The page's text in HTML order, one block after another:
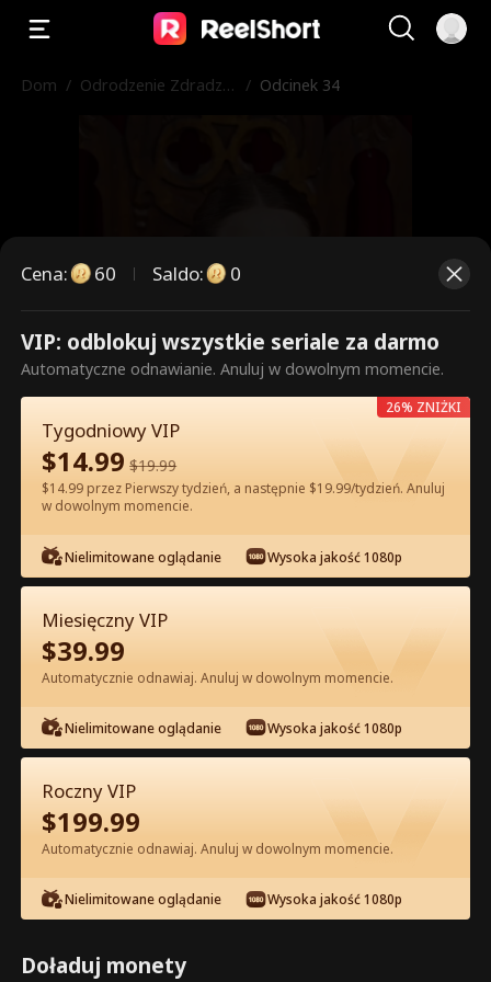
Dom / Odrodzenie Zdradzo
/ Odcinek 34
To są płatne odcinki. Odblokuj,
aby oglądać.
60Odblokuj teraz
Oglądaj za darmo w Apce
Odcinek 34 - Odrodzenie Zdradzonej
Alfa Pełna Wersja Filmu
0-49 50-74 Wszystkie Odcinki
34 35 36 37 38
Cena: 60 Saldo: 0
VIP: odblokuj wszystkie seriale za darmo
Automatyczne odnawianie. Anuluj w dowolnym momencie.
Tygodniowy VIP
$14.99 $19.99
$14.99 przez Pierwszy tydzień, a następnie $19.99/tydzień. Anuluj
w dowolnym momencie.
Nielimitowane oglądanie Wysoka jakość 1080p
26% ZNIŻKI
Miesięczny VIP
$39.99
Automatycznie odnawiaj. Anuluj w dowolnym momencie.
Nielimitowane oglądanie Wysoka jakość 1080p
Roczny VIP
$199.99
Automatycznie odnawiaj. Anuluj w dowolnym momencie.
Nielimitowane oglądanie Wysoka jakość 1080p
Doładuj monety